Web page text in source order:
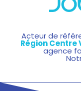
Acteur de
Région Centre
agence